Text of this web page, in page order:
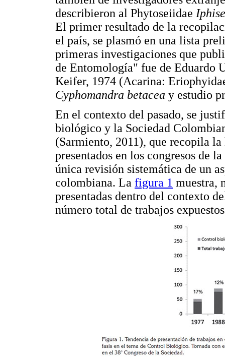
describieron al Phytoseiidae
El primer resultado de la
el país, se plasmó en una lista
primeras investigaciones que
de Entomología" fue de Eduardo
Keifer, 1974 (Acarina:
Cyphomandra betacea y estudio
En el contexto del pasado, se
biológico y la Sociedad
(Sarmiento, 2011), que recopila
presentados en los congresos de
única revisión sistemática de un
colombiana. La figura 1 muestra,
presentadas dentro del contexto
número total de trabajos